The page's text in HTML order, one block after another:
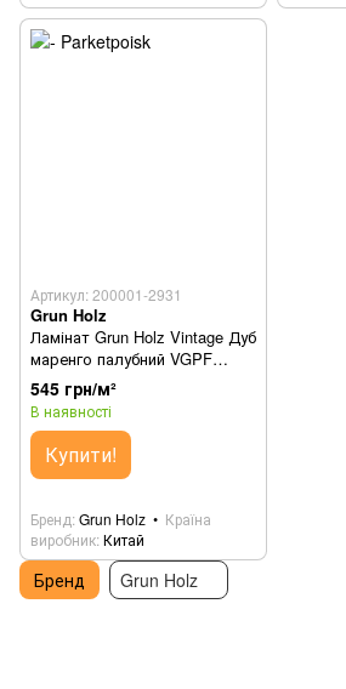
Артикул: 200001-2931
Grun Holz
Ламінат Grun Holz Vintage Дуб
маренго палубний VGPF
94027
545 грн/м²
В наявності
Купити!
Бренд Grun Holz
Країна
виробник Китай
Бренд Grun Holz